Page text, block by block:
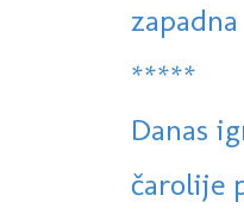
*****
Danas
čarolije